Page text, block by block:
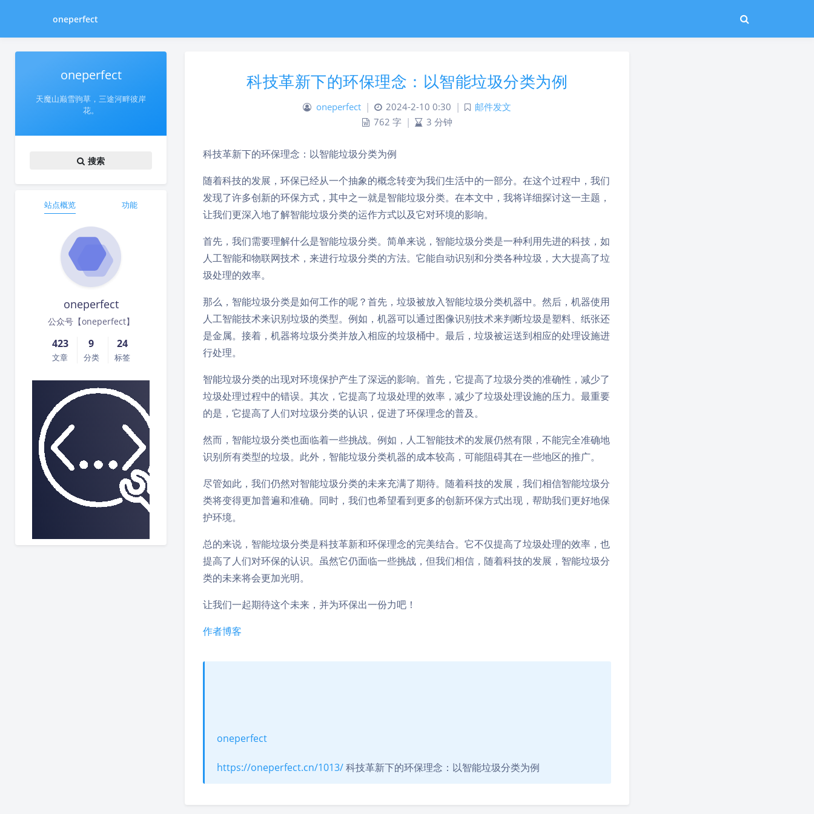
oneperfect
oneperfect
天魔山巅雪驹草，三途河畔彼岸
花。
搜索
站点概览 功能
oneperfect
公众号【oneperfect】
423
文章
9
分类
24
标签
科技革新下的环保理念：以智能垃圾分类为例
oneperfect | 2024-2-10 0:30 |
邮件发文
762 字 | 3 分钟
科技革新下的环保理念：以智能垃圾分类为例
随着科技的发展，环保已经从一个抽象的概念转变为我们生活中的一部分。在这个过程中，我们
发现了许多创新的环保方式，其中之一就是智能垃圾分类。在本文中，我将详细探讨这一主题，
让我们更深入地了解智能垃圾分类的运作方式以及它对环境的影响。
首先，我们需要理解什么是智能垃圾分类。简单来说，智能垃圾分类是一种利用先进的科技，如
人工智能和物联网技术，来进行垃圾分类的方法。它能自动识别和分类各种垃圾，大大提高了垃
圾处理的效率。
那么，智能垃圾分类是如何工作的呢？首先，垃圾被放入智能垃圾分类机器中。然后，机器使用
人工智能技术来识别垃圾的类型。例如，机器可以通过图像识别技术来判断垃圾是塑料、纸张还
是金属。接着，机器将垃圾分类并放入相应的垃圾桶中。最后，垃圾被运送到相应的处理设施进
行处理。
智能垃圾分类的出现对环境保护产生了深远的影响。首先，它提高了垃圾分类的准确性，减少了
垃圾处理过程中的错误。其次，它提高了垃圾处理的效率，减少了垃圾处理设施的压力。最重要
的是，它提高了人们对垃圾分类的认识，促进了环保理念的普及。
然而，智能垃圾分类也面临着一些挑战。例如，人工智能技术的发展仍然有限，不能完全准确地
识别所有类型的垃圾。此外，智能垃圾分类机器的成本较高，可能阻碍其在一些地区的推广。
尽管如此，我们仍然对智能垃圾分类的未来充满了期待。随着科技的发展，我们相信智能垃圾分
类将变得更加普遍和准确。同时，我们也希望看到更多的创新环保方式出现，帮助我们更好地保
护环境。
总的来说，智能垃圾分类是科技革新和环保理念的完美结合。它不仅提高了垃圾处理的效率，也
提高了人们对环保的认识。虽然它仍面临一些挑战，但我们相信，随着科技的发展，智能垃圾分
类的未来将会更加光明。
让我们一起期待这个未来，并为环保出一份力吧！
作者博客
oneperfect
https://oneperfect.cn/1013/科技革新下的环保理念：以智能垃圾分类为例